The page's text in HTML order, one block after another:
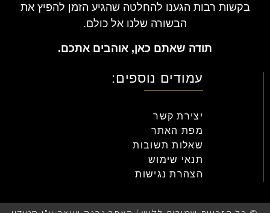
בקשות רבות הגענו להחלטה שהגיע הזמן להפיץ את
הבשורה שלנו אל כולם.
תודה שאתם כאן, אוהבים אתכם.
עמודים נוספים:
יצירת קשר
מפת האתר
שאלות תשובות
תנאי שימוש
הצהרת נגישות